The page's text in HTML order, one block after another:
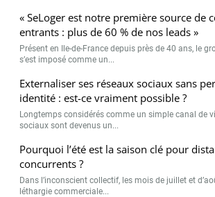
« SeLoger est notre première source de
entrants : plus de 60 % de nos leads »
Présent en Ile-de-France depuis près de 40 ans, le
s’est imposé comme un...
Externaliser ses réseaux sociaux sans
identité : est-ce vraiment possible ?
Longtemps considérés comme un simple canal de
sociaux sont devenus un...
Pourquoi l’été est la saison clé pour
concurrents ?
Dans l’inconscient collectif, les mois de juillet et
léthargie commerciale...